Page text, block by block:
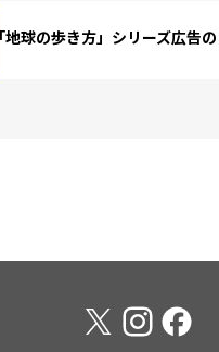
「地球の歩き方」シリーズ広告